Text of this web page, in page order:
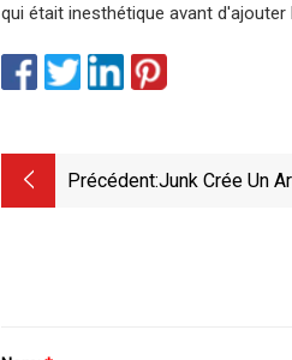
qui était inesthétique avant
Précédent:Junk Crée Un